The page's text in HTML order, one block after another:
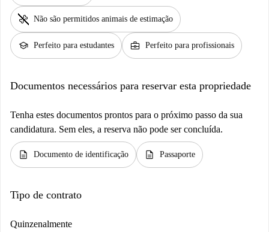
pet_supplies Não são permitidos animais de estimação
school Perfeito para estudantes business_center Perfeito para profissionais
Documentos necessários para reservar esta propriedade
Tenha estes documentos prontos para o próximo passo da sua
candidatura. Sem eles, a reserva não pode ser concluída.
description Documento de identificação description Passaporte
Tipo de contrato
Quinzenalmente